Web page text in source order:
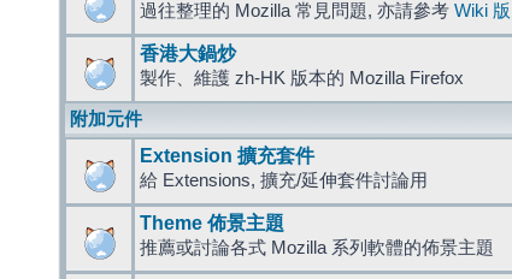
過往整理的 Mozilla 常見問題, 亦請參考 Wiki
香港大鍋炒
製作、維護 zh-HK 版本的 Mozilla Firefox
附加元件
Extension 擴充套件
給 Extensions, 擴充/延伸套件討論用
Theme 佈景主題
推薦或討論各式 Mozilla 系列軟體的佈景主題